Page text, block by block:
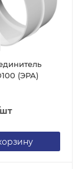
(ЭРА)